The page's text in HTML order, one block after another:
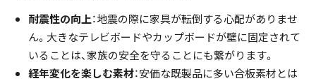
資料請求・お問い合わせ
プライバシーポリシー
耐震性の向上：地震の際に家具が転倒する心配がありませ
ん。大きなテレビボードやカップボードが壁に固定されて
いることは、家族の安全を守ることにも繋がります。
経年変化を楽しむ素材：安価な既製品に多い合板素材とは